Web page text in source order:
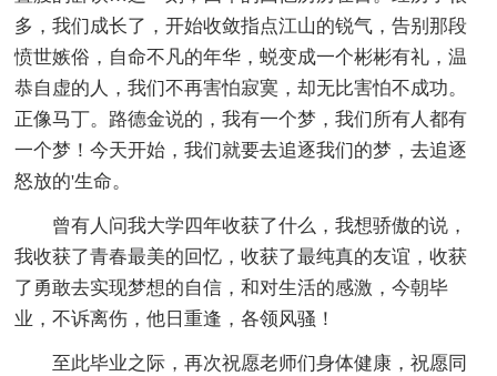
多，我们成长了，开始收敛指点江山的锐气，告别那段
愤世嫉俗，自命不凡的年华，蜕变成一个彬彬有礼，温
恭自虚的人，我们不再害怕寂寞，却无比害怕不成功。
正像马丁。路德金说的，我有一个梦，我们所有人都有
一个梦！今天开始，我们就要去追逐我们的梦，去追逐
怒放的'生命。
曾有人问我大学四年收获了什么，我想骄傲的说，
我收获了青春最美的回忆，收获了最纯真的友谊，收获
了勇敢去实现梦想的自信，和对生活的感激，今朝毕
业，不诉离伤，他日重逢，各领风骚！
至此毕业之际，再次祝愿老师们身体健康，祝愿同